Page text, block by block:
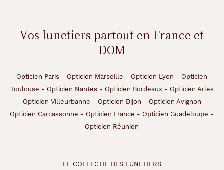
Vos lunetiers partout en France et
DOM
Opticien Paris - Opticien Marseille - Opticien Lyon - Opticien
Toulouse - Opticien Nantes - Opticien Bordeaux- Opticien Arles
- Opticien Villeurbanne - Opticien Dijon - Opticien Avignon -
Opticien Carcassonne - Opticien France - Opticien Guadeloupe -
Opticien Réunion
LE COLLECTIF DES LUNETIERS